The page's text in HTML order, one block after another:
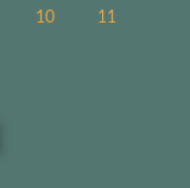
10 11